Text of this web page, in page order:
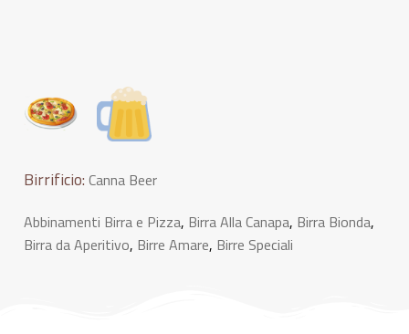
Birrificio: Canna Beer
Abbinamenti Birra e Pizza, Birra Alla Canapa, Birra Bionda,
Birra da Aperitivo, Birre Amare, Birre Speciali